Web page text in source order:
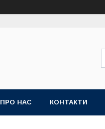
ПРО НАС КОНТАКТИ